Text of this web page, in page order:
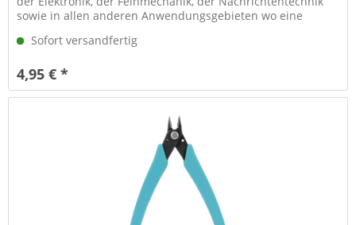
sowie in allen anderen Anwendungsgebieten wo eine
Sofort versandfertig
4,95 € *